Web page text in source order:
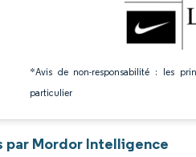
*Avis de non-responsabilité : les
particulier
par Mordor Intelligence